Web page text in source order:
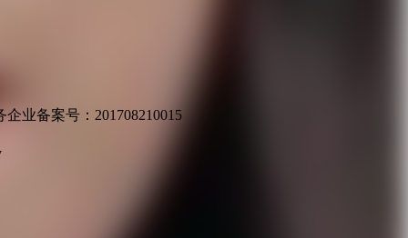
业备案号：201708210015